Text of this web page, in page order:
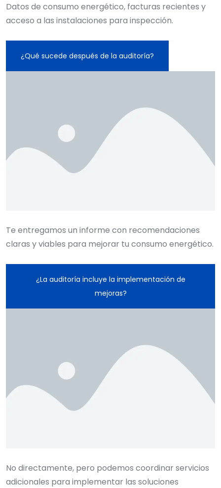
Datos de consumo energético, facturas recientes y
acceso a las instalaciones para inspección.
¿Qué sucede después de la auditoría?
Te entregamos un informe con recomendaciones
claras y viables para mejorar tu consumo energético.
¿La auditoría incluye la implementación de
mejoras?
No directamente, pero podemos coordinar servicios
adicionales para implementar las soluciones